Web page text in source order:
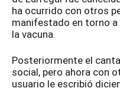
ha ocurrido con otros
manifestado en torno
la vacuna.
Posteriormente el
social, pero ahora con
usuario le escribió